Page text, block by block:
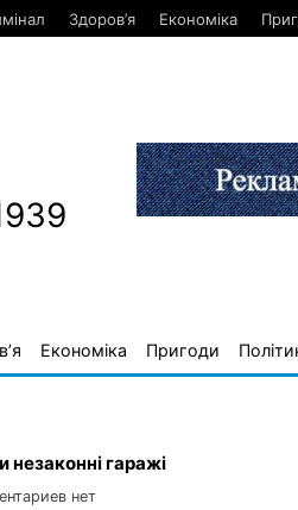
Здоров’я Економіка
Економіка Пригоди
незаконні гаражі
нет